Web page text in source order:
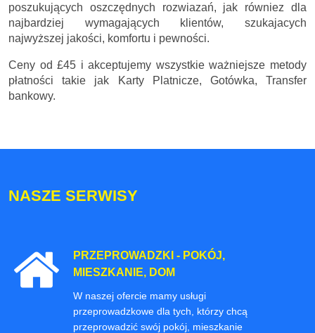
poszukujących oszczędnych rozwiazań, jak równiez dla
najbardziej wymagających klientów, szukajacych
najwyższej jakości, komfortu i pewności.
Ceny od £45 i akceptujemy wszystkie ważniejsze metody
płatności takie jak Karty Platnicze, Gotówka, Transfer
bankowy.
NASZE SERWISY
PRZEPROWADZKI - POKÓJ,
MIESZKANIE, DOM
W naszej ofercie mamy usługi
przeprowadzkowe dla tych, którzy chcą
przeprowadzić swój pokój, mieszkanie